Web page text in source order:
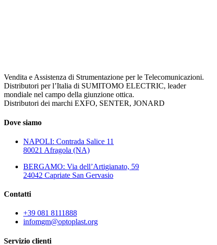
Vendita e Assistenza di Strumentazione per le Telecomunicazioni.
Distributori per l’Italia di SUMITOMO ELECTRIC, leader
mondiale nel campo della giunzione ottica.
Distributori dei marchi EXFO, SENTER, JONARD
Dove siamo
NAPOLI: Contrada Salice 11
80021 Afragola (NA)
BERGAMO: Via dell’Artigianato, 59
24042 Capriate San Gervasio
Contatti
+39 081 8111888
infomgm@optoplast.org
Servizio clienti